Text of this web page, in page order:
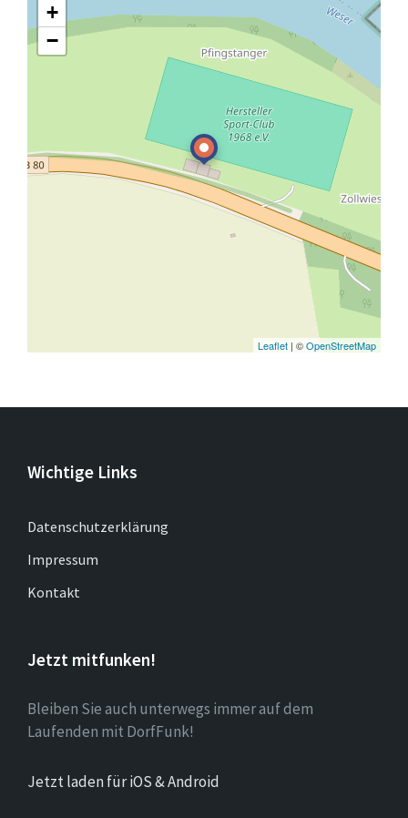
+
−
Leaflet | ©OpenStreetMap
Wichtige Links
Datenschutzerklärung
Impressum
Kontakt
Jetzt mitfunken!
Bleiben Sie auch unterwegs immer auf dem
Laufenden mit DorfFunk!
Jetzt laden für iOS & Android